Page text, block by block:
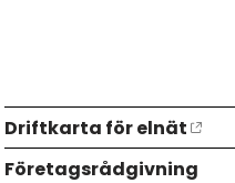
Driftkarta för elnät
Företagsrådgivning